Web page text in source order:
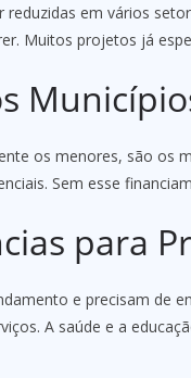
reduzidas em vários
Muitos projetos já
os menores, são os
Sem esse
para
e precisam de
A saúde e a